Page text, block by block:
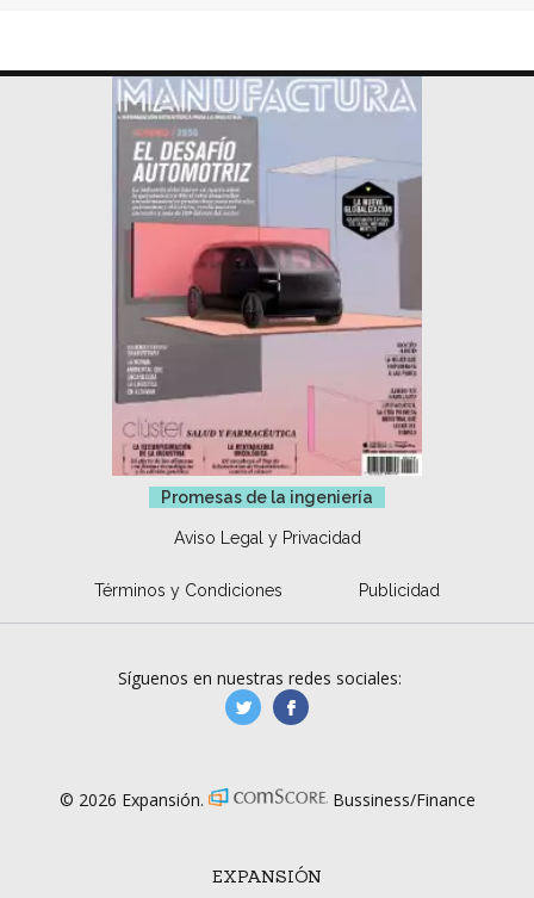
Promesas de la ingeniería
Aviso Legal y Privacidad
Términos y Condiciones Publicidad
EXPANSIÓN
Síguenos en nuestras redes sociales:
manufacturaGE
© 2026 Expansión. Bussiness/Finance